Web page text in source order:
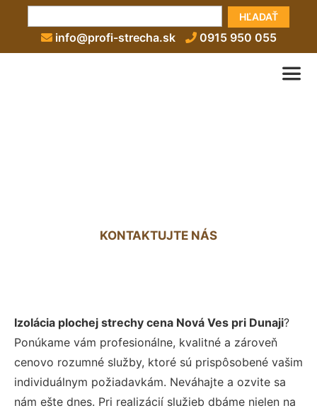
HĽADAŤ
info@profi-strecha.sk 0915 950 055
KONTAKTUJTE NÁS
Izolácia plochej strechy cena Nová Ves pri Dunaji?
Ponúkame vám profesionálne, kvalitné a zároveň
cenovo rozumné služby, ktoré sú prispôsobené vašim
individuálnym požiadavkám. Neváhajte a ozvite sa
nám ešte dnes. Pri realizácií služieb dbáme nielen na